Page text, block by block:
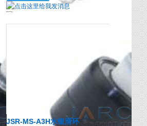
JSR-MS-A3H水银滑环